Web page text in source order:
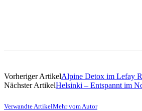
Vorheriger ArtikelAlpine Detox im Lefay
Nächster ArtikelHelsinki – Entspannt im
Verwandte ArtikelMehr vom Autor